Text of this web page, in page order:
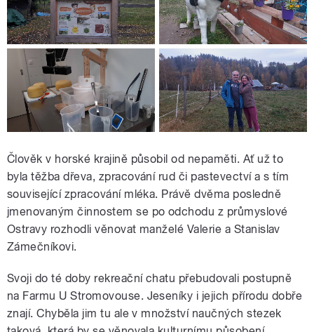
Člověk v horské krajině působil od nepaměti. Ať už to
byla těžba dřeva, zpracování rud či pastevectví a s tím
související zpracování mléka. Právě dvěma posledně
jmenovaným činnostem se po odchodu z průmyslové
Ostravy rozhodli věnovat manželé Valerie a Stanislav
Zámečníkovi.
Svoji do té doby rekreační chatu přebudovali postupně
na Farmu U Stromovouse. Jeseníky i jejich přírodu dobře
znají. Chyběla jim tu ale v množství naučných stezek